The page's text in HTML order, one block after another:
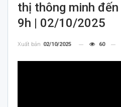
thị thông minh
9h | 02/10/2025
Xuất bản 02/10/2025 60